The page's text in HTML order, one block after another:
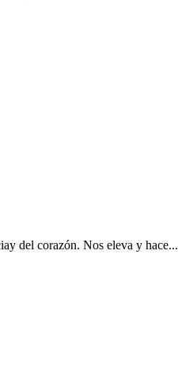
del corazón. Nos eleva y hace...